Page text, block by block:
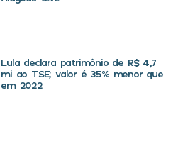
Lula declara patrimônio de R$ 4,7
mi ao TSE; valor é 35% menor que
em 2022